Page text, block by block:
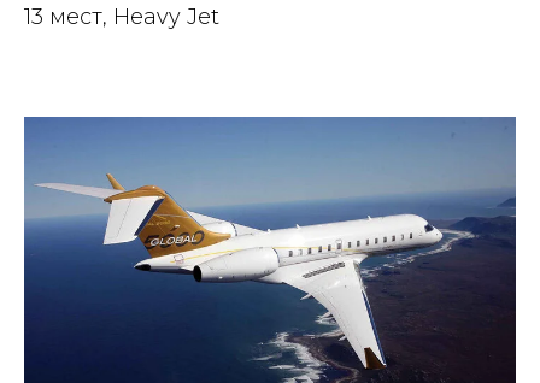
13 мест, Heavy Jet